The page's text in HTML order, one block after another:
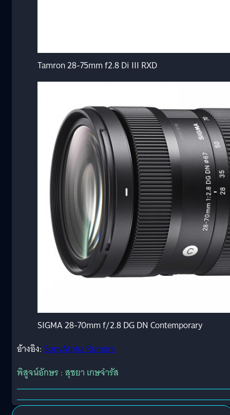
Tamron 28-75mm f2.8 Di III RXD
SIGMA 28-70mm f/2.8 DG DN Contemporary
อ้างอิง: SonyAlpha Rumors
พิสูจน์อักษร : สุชยา เกษจำรัส